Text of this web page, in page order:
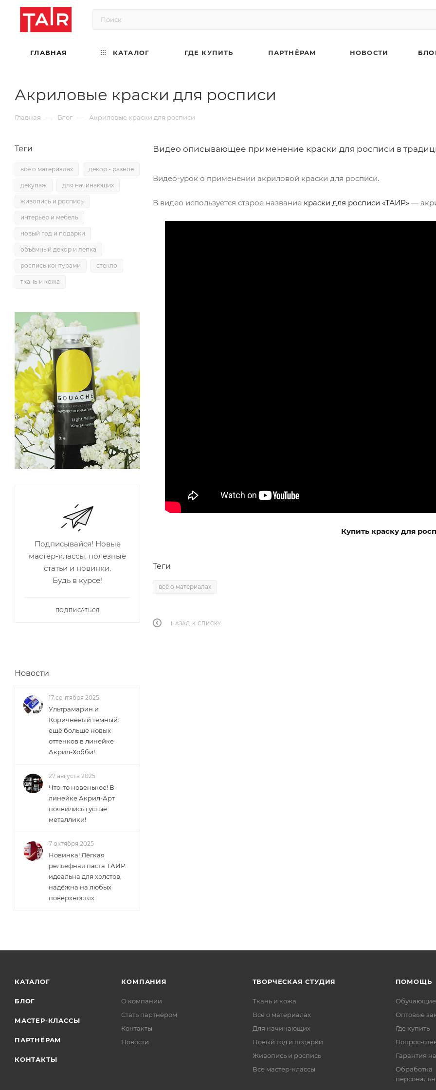
ГЛАВНАЯ КАТАЛОГ ГДЕ КУПИТЬ ПАРТНЁРАМ НОВОСТИ
Акриловые краски для росписи
Главная — Блог — Акриловые краски для росписи
Видео описывающее применение краски для росписи в
Видео-урок о применении акриловой краски для росписи.
В видео используется старое название краски для росписи «ТАИР» —
Купить краску для
Теги
всё о материалах
НАЗАД К СПИСКУ
Теги
всё о материалах декор - разное
декупаж для начинающих
живопись и роспись
интерьер и мебель
новый год и подарки
объёмный декор и лепка
роспись контурами стекло
ткань и кожа
Подписывайся! Новые
мастер-классы, полезные
статьи и новинки.
Будь в курсе!
ПОДПИСАТЬСЯ
Новости
17 сентября 2025
Ультрамарин и
Коричневый тёмный:
ещё больше новых
оттенков в линейке
Акрил-Хобби!
27 августа 2025
Что-то новенькое! В
линейке Акрил-Арт
появились густые
металлики!
7 октября 2025
Новинка! Лёгкая
рельефная паста ТАИР:
идеальна для холстов,
надёжна на любых
поверхностях
КАТАЛОГ
БЛОГ
МАСТЕР-КЛАССЫ
ПАРТНЁРАМ
КОНТАКТЫ
КОМПАНИЯ
О компании
Стать партнёром
Контакты
Новости
ТВОРЧЕСКАЯ СТУДИЯ
Ткань и кожа
Всё о материалах
Для начинающих
Новый год и подарки
Живопись и роспись
Все мастер-классы
ПОМОЩЬ
Обучающие
Оптовые
Где купить
Вопрос-
Гарантия
Обработка